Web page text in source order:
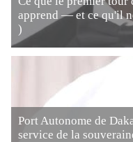
apprend — et ce qu'il
)
Port Autonome de
service de la